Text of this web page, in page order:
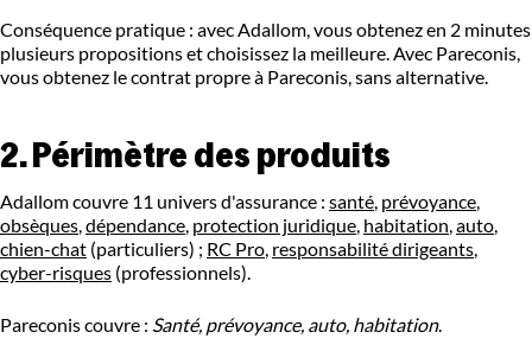
Conséquence pratique : avec Adallom, vous obtenez en 2 minutes
plusieurs propositions et choisissez la meilleure. Avec Pareconis,
vous obtenez le contrat propre à Pareconis, sans alternative.
2. Périmètre des produits
Adallom couvre 11 univers d'assurance : santé, prévoyance,
obsèques,dépendance, protection juridique, habitation,auto,
chien-chat (particuliers) ; RC Pro, responsabilité dirigeants,
cyber-risques (professionnels).
Pareconis couvre : Santé, prévoyance, auto, habitation.